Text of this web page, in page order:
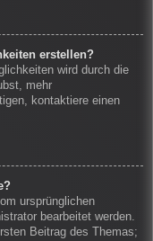
erstellen?
wird durch die
mehr
kontaktiere einen
ursprünglichen
bearbeitet werden.
Beitrag des Themas;